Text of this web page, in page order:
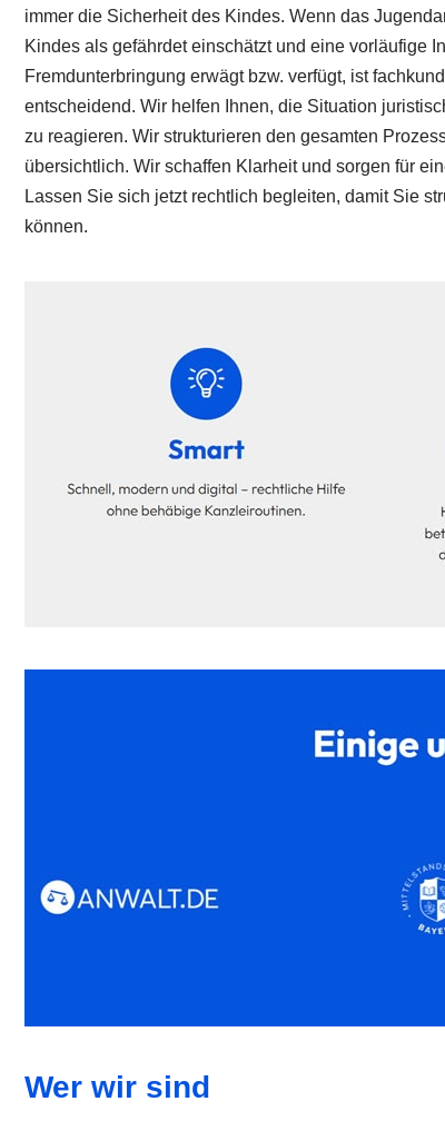
immer die Sicherheit des Kindes. Wenn das
Kindes als gefährdet einschätzt und eine vorläufige
Fremdunterbringung erwägt bzw. verfügt, ist
entscheidend. Wir helfen Ihnen, die Situation
zu reagieren. Wir strukturieren den gesamten
übersichtlich. Wir schaffen Klarheit und sorgen für
Lassen Sie sich jetzt rechtlich begleiten, damit Sie
können.
Wer wir sind